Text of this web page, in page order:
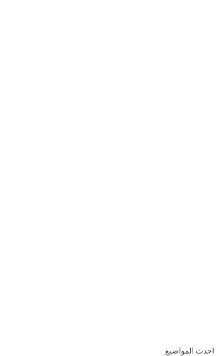
احدث المواضيع